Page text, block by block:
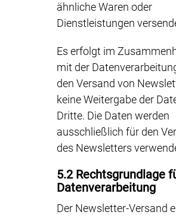
ähnliche Waren oder
Dienstleistungen
Es erfolgt im
mit der
den Versand von
keine Weitergabe der
Dritte. Die Daten werden
ausschließlich für den
des Newsletters
5.2 Rechtsgrundlage
Datenverarbeitung
Der Newsletter-Versand